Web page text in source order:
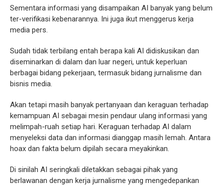
Sementara informasi yang disampaikan AI banyak yang belum
ter-verifikasi kebenarannya. Ini juga ikut menggerus kerja
media pers.
Sudah tidak terbilang entah berapa kali AI didiskusikan dan
diseminarkan di dalam dan luar negeri, untuk keperluan
berbagai bidang pekerjaan, termasuk bidang jurnalisme dan
bisnis media.
Akan tetapi masih banyak pertanyaan dan keraguan terhadap
kemampuan AI sebagai mesin pendaur ulang informasi yang
melimpah-ruah setiap hari. Keraguan terhadap AI dalam
menyeleksi data dan informasi dianggap masih lemah. Antara
hoax dan fakta belum dipilah secara meyakinkan.
Di sinilah AI seringkali diletakkan sebagai pihak yang
berlawanan dengan kerja jurnalisme yang mengedepankan